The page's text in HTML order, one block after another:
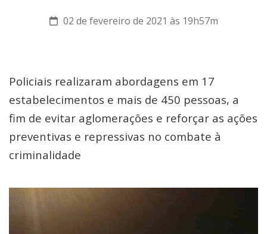
02 de fevereiro de 2021 às 19h57m
Policiais realizaram abordagens em 17
estabelecimentos e mais de 450 pessoas, a
fim de evitar aglomerações e reforçar as ações
preventivas e repressivas no combate à
criminalidade